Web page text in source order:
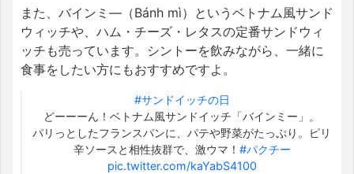
また、バインミ―（Bánh mì）というベトナム風サンド
ウィッチや、ハム・チーズ・レタスの定番サンドウィ
ッチも売っています。シントーを飲みながら、一緒に
食事をしたい方にもおすすめですよ。
#サンドイッチの日
どーーーん！ベトナム風サンドイッチ「バインミー」。
パリっとしたフランスパンに、パテや野菜がたっぷり。ピリ
辛ソースと相性抜群で、激ウマ！ #パクチー
pic.twitter.com/kaYabS4100